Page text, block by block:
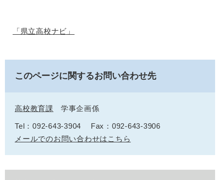
「県立高校ナビ」
このページに関するお問い合わせ先
高校教育課 学事企画係
Tel：092-643-3904
Fax：092-643-3906
メールでのお問い合わせはこちら